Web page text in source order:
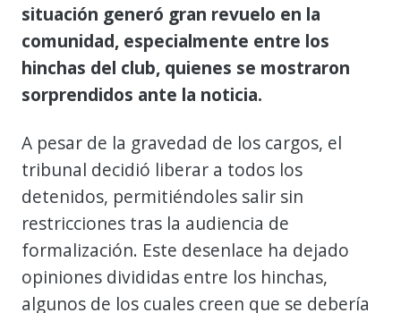
situación generó gran revuelo en la
comunidad, especialmente entre los
hinchas del club, quienes se mostraron
sorprendidos ante la noticia.
A pesar de la gravedad de los cargos, el
tribunal decidió liberar a todos los
detenidos, permitiéndoles salir sin
restricciones tras la audiencia de
formalización. Este desenlace ha dejado
opiniones divididas entre los hinchas,
algunos de los cuales creen que se debería